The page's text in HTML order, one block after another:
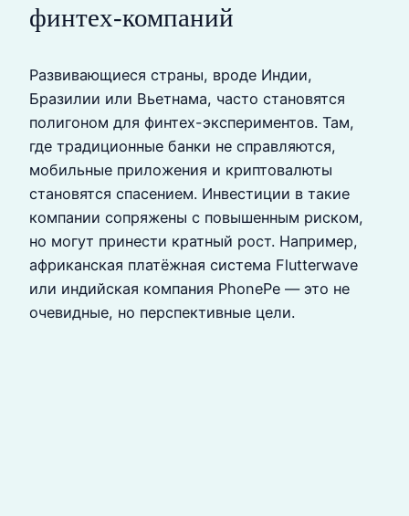
финтех-компаний
Развивающиеся страны, вроде Индии,
Бразилии или Вьетнама, часто становятся
полигоном для финтех-экспериментов. Там,
где традиционные банки не справляются,
мобильные приложения и криптовалюты
становятся спасением. Инвестиции в такие
компании сопряжены с повышенным риском,
но могут принести кратный рост. Например,
африканская платёжная система Flutterwave
или индийская компания PhonePe — это не
очевидные, но перспективные цели.